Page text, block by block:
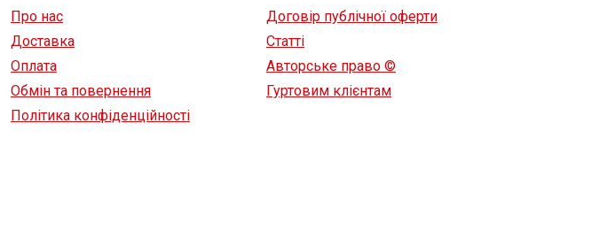
Про нас
Доставка
Оплата
Обмін та повернення
Політика конфіденційності
Договір публічної оферти
Статті
Авторське право ©
Гуртовим клієнтам